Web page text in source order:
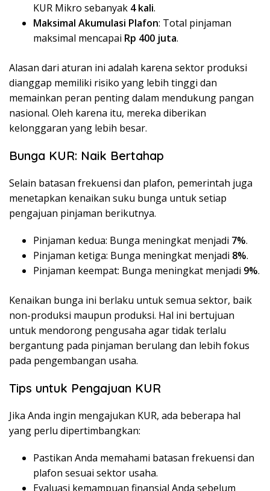
KUR Mikro sebanyak 4 kali.
Maksimal Akumulasi Plafon: Total pinjaman
maksimal mencapai Rp 400 juta.
Alasan dari aturan ini adalah karena sektor produksi
dianggap memiliki risiko yang lebih tinggi dan
memainkan peran penting dalam mendukung pangan
nasional. Oleh karena itu, mereka diberikan
kelonggaran yang lebih besar.
Bunga KUR: Naik Bertahap
Selain batasan frekuensi dan plafon, pemerintah juga
menetapkan kenaikan suku bunga untuk setiap
pengajuan pinjaman berikutnya.
Pinjaman kedua: Bunga meningkat menjadi 7%.
Pinjaman ketiga: Bunga meningkat menjadi 8%.
Pinjaman keempat: Bunga meningkat menjadi 9%.
Kenaikan bunga ini berlaku untuk semua sektor, baik
non-produksi maupun produksi. Hal ini bertujuan
untuk mendorong pengusaha agar tidak terlalu
bergantung pada pinjaman berulang dan lebih fokus
pada pengembangan usaha.
Tips untuk Pengajuan KUR
Jika Anda ingin mengajukan KUR, ada beberapa hal
yang perlu dipertimbangkan:
Pastikan Anda memahami batasan frekuensi dan
plafon sesuai sektor usaha.
Evaluasi kemampuan finansial Anda sebelum